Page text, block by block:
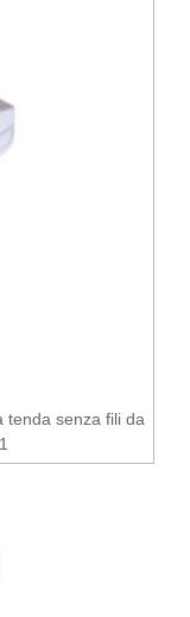
tenda senza fili da